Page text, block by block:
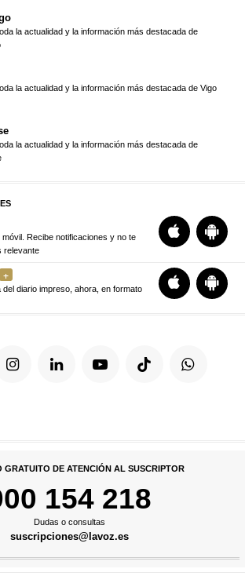
la actualidad y la información más destacada de
la actualidad y la información más destacada de Vigo
la actualidad y la información más destacada de
Recibe notificaciones y no te
relevante
diario impreso, ahora, en formato
GRATUITO DE ATENCIÓN AL SUSCRIPTOR
154 218
Dudas o consultas
suscripciones@lavoz.es